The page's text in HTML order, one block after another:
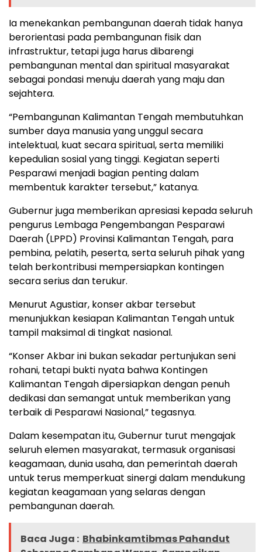
Ia menekankan pembangunan daerah tidak hanya
berorientasi pada pembangunan fisik dan
infrastruktur, tetapi juga harus dibarengi
pembangunan mental dan spiritual masyarakat
sebagai pondasi menuju daerah yang maju dan
sejahtera.
“Pembangunan Kalimantan Tengah membutuhkan
sumber daya manusia yang unggul secara
intelektual, kuat secara spiritual, serta memiliki
kepedulian sosial yang tinggi. Kegiatan seperti
Pesparawi menjadi bagian penting dalam
membentuk karakter tersebut,” katanya.
Gubernur juga memberikan apresiasi kepada seluruh
pengurus Lembaga Pengembangan Pesparawi
Daerah (LPPD) Provinsi Kalimantan Tengah, para
pembina, pelatih, peserta, serta seluruh pihak yang
telah berkontribusi mempersiapkan kontingen
secara serius dan terukur.
Menurut Agustiar, konser akbar tersebut
menunjukkan kesiapan Kalimantan Tengah untuk
tampil maksimal di tingkat nasional.
“Konser Akbar ini bukan sekadar pertunjukan seni
rohani, tetapi bukti nyata bahwa Kontingen
Kalimantan Tengah dipersiapkan dengan penuh
dedikasi dan semangat untuk memberikan yang
terbaik di Pesparawi Nasional,” tegasnya.
Dalam kesempatan itu, Gubernur turut mengajak
seluruh elemen masyarakat, termasuk organisasi
keagamaan, dunia usaha, dan pemerintah daerah
untuk terus memperkuat sinergi dalam mendukung
kegiatan keagamaan yang selaras dengan
pembangunan daerah.
Baca Juga : Bhabinkamtibmas Pahandut